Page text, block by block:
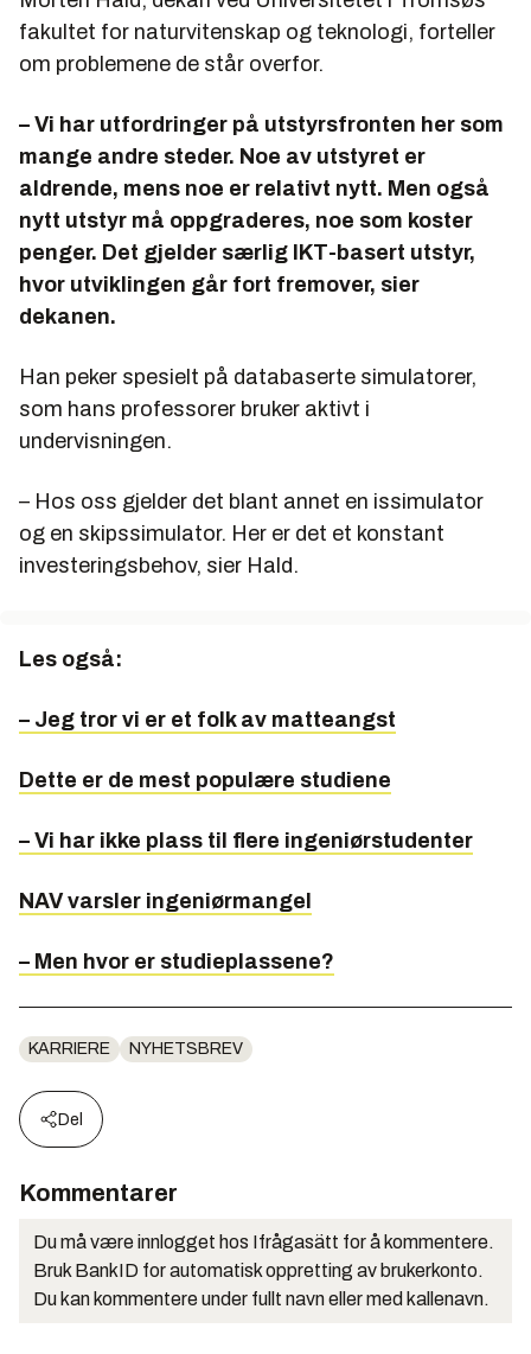
fakul­tet for naturvitenskap og teknologi, forteller
om problemene de står overfor.
– Vi har utfordringer på utstyrsfronten her som
mange andre steder. Noe av utstyret er
aldrende, mens noe er relativt nytt. Men også
nytt utstyr må oppgraderes, noe som koster
penger. Det gjelder særlig IKT-basert utstyr,
hvor utviklingen går fort fremover, sier
dekanen.
Han peker spesielt på databaserte simulatorer,
som hans professorer bruker aktivt i
undervisningen.
– Hos oss gjelder det blant annet en issimulator
og en skipssimulator. Her er det et konstant
investeringsbehov, sier Hald.
Les også:
– Jeg tror vi er et folk av matteangst
Dette er de mest populære studiene
– Vi har ikke plass til flere ingeniørstudenter
NAV varsler ingeniørmangel
– Men hvor er studieplassene?
KARRIERE NYHETSBREV
Del
Kommentarer
Du må være innlogget hos Ifrågasätt for å kommentere.
Bruk BankID for automatisk oppretting av brukerkonto.
Du kan kommentere under fullt navn eller med kallenavn.